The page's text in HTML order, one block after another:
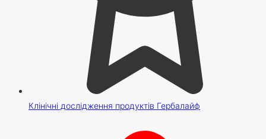
Клінічні дослідження продуктів Гербалайф